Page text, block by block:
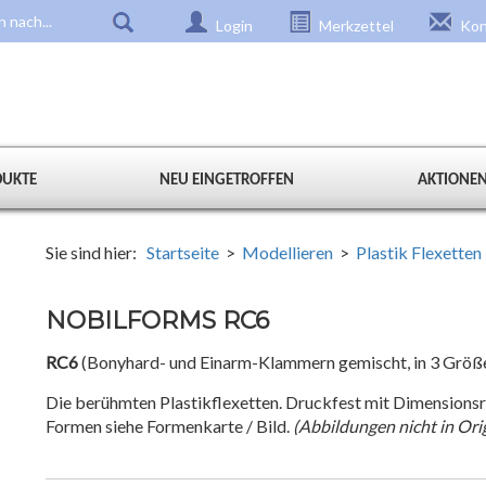
Login Merkzettel
NEU EINGETROFFEN
Sie sind hier:Startseite > Modellieren > Plastik
NOBILFORMS RC6
RC6(Bonyhard- und Einarm-Klammern gemischt, in 3
Die berühmten Plastikflexetten. Druckfest mit
Formen siehe Formenkarte / Bild. (Abbildungen nicht in